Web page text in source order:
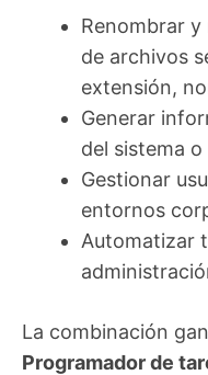
Renombrar
de archivos
extensión,
Generar
del sistema
Gestionar
entornos
Automatizar
La combinación
Programador de